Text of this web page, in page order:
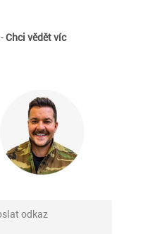
Chci vědět víc
odkaz